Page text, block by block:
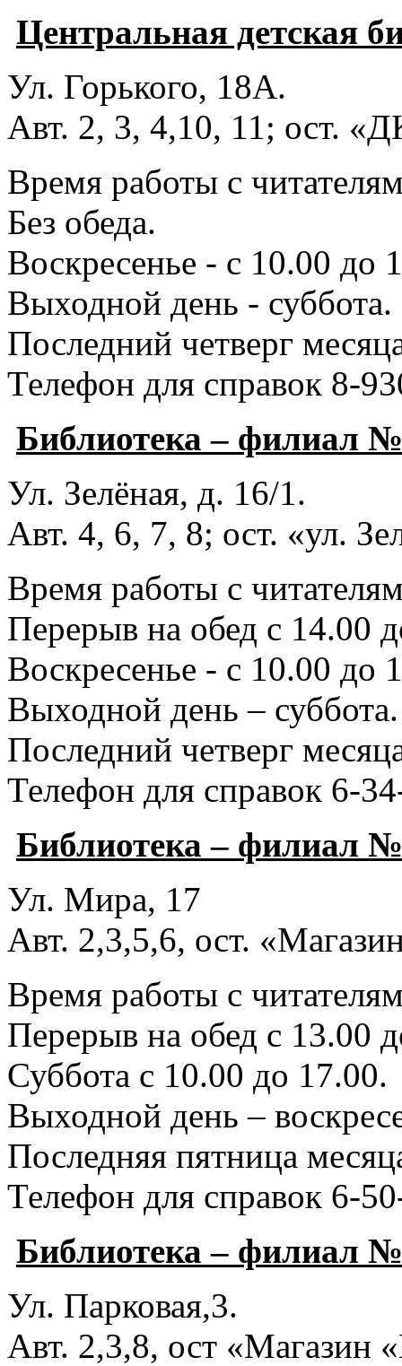
Центральная детская
Ул. Горького, 18А.
Авт. 2, 3, 4,10, 11; ост.
Время работы с
Без обеда.
Воскресенье - с 10.00 до
Выходной день - суббота.
Последний четверг
Телефон для справок 8-
Библиотека – филиал
Ул. Зелёная, д. 16/1.
Авт. 4, 6, 7, 8; ост. «ул.
Время работы с
Перерыв на обед с 14.00
Воскресенье - с 10.00 до
Выходной день – суббота.
Последний четверг
Телефон для справок 6-
Библиотека – филиал
Ул. Мира, 17
Авт. 2,3,5,6, ост.
Время работы с
Перерыв на обед с 13.00
Суббота с 10.00 до 17.00.
Выходной день –
Последняя пятница
Телефон для справок 6-
Библиотека – филиал
Ул. Парковая,3.
Авт. 2,3,8, ост «Магазин